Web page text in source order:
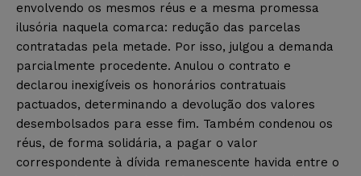
envolvendo os mesmos réus e a mesma promessa
ilusória naquela comarca: redução das parcelas
contratadas pela metade. Por isso, julgou a demanda
parcialmente procedente. Anulou o contrato e
declarou inexigíveis os honorários contratuais
pactuados, determinando a devolução dos valores
desembolsados para esse fim. Também condenou os
réus, de forma solidária, a pagar o valor
correspondente à dívida remanescente havida entre o